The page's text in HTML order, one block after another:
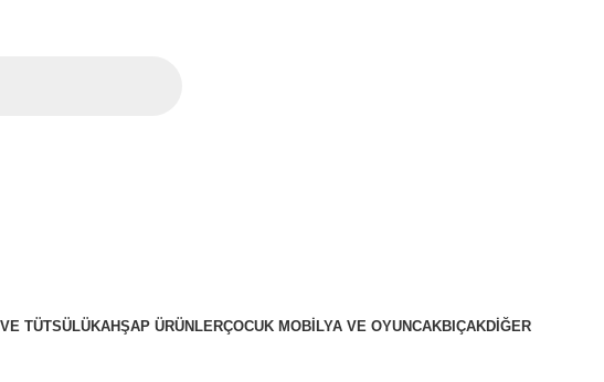
TÜTSÜLÜKAHŞAP ÜRÜNLERÇOCUK MOBILYA VE OYUNCAKBIÇAKDIĞER